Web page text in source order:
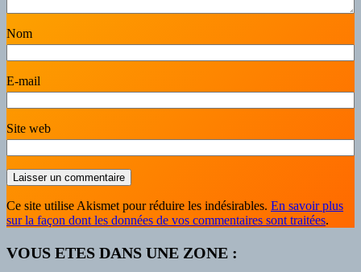
Nom
E-mail
Site web
Ce site utilise Akismet pour réduire les indésirables. En savoir plus
sur la façon dont les données de vos commentaires sont traitées.
VOUS ETES DANS UNE ZONE :